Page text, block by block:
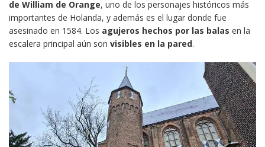
de William de Orange, uno de los personajes históricos más
importantes de Holanda, y además es el lugar donde fue
asesinado en 1584. Los agujeros hechos por las balas en la
escalera principal aún son visibles en la pared.